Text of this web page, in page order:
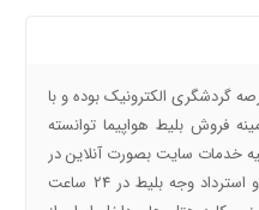
و چند نوع است؟
است؟
گردشگری الکترونیک بوده و با
زمینه فروش بلیط هواپیما توانسته
خدمات سایت بصورت آنلاین در
دسترس بوده و رزرو بلیط و کنسلی و استرداد وجه بلیط در 24 ساعت